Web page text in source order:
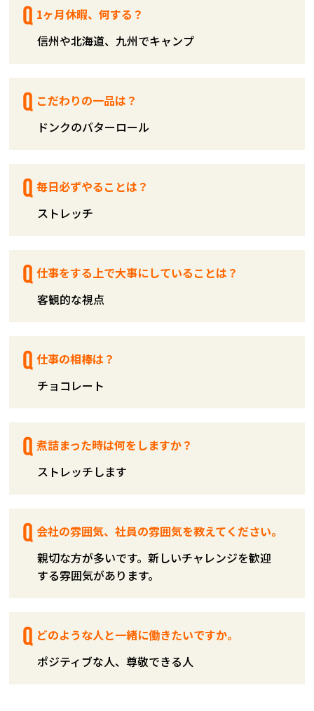
1ヶ月休暇、何する？
信州や北海道、九州でキャンプ
こだわりの一品は？
ドンクのバターロール
毎日必ずやることは？
ストレッチ
仕事をする上で大事にしていることは？
客観的な視点
仕事の相棒は？
チョコレート
煮詰まった時は何をしますか？
ストレッチします
会社の雰囲気、社員の雰囲気を教えてください。
親切な方が多いです。新しいチャレンジを歓迎
する雰囲気があります。
どのような人と一緒に働きたいですか。
ポジティブな人、尊敬できる人